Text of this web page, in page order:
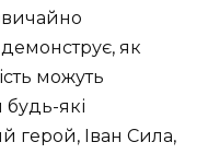
як
можуть
які
герой, Іван Сила,